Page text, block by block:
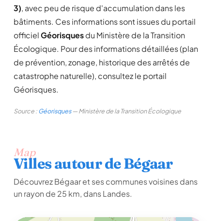
3), avec peu de risque d'accumulation dans les
bâtiments. Ces informations sont issues du portail
officielGéorisquesdu Ministère de la Transition
Écologique. Pour des informations détaillées (plan
de prévention, zonage, historique des arrêtés de
catastrophe naturelle), consultez le portail
Géorisques.
Source :Géorisques— Ministère de la Transition Écologique
Map
Villes autour de Bégaar
Découvrez Bégaar et ses communes voisines dans
un rayon de 25 km, dans Landes.